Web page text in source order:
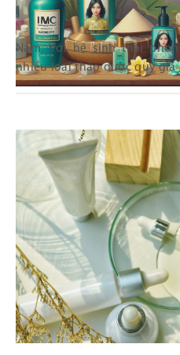
Nam, với hệ sinh thái
nhiều loại thảo dược quý giá